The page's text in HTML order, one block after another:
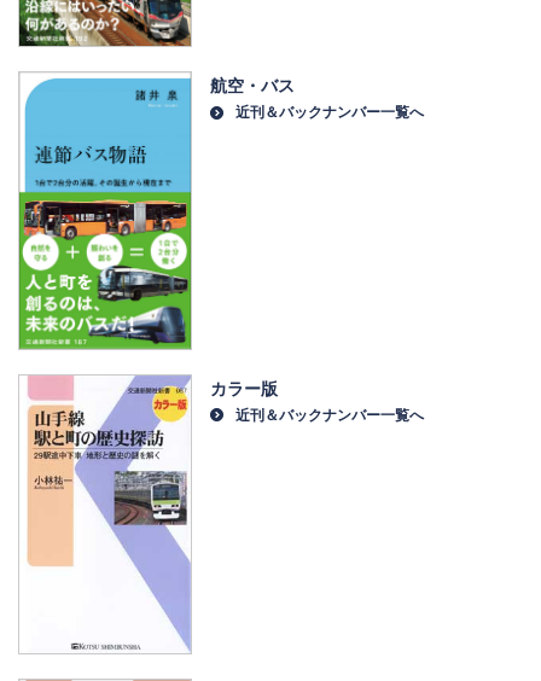
航空・バス
近刊＆バックナンバー一覧へ
カラー版
近刊＆バックナンバー一覧へ